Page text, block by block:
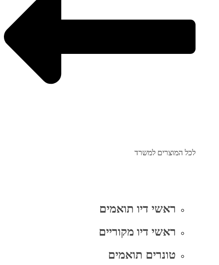
לכל המוצרים למשרד
ראשי דיו תואמים
ראשי דיו מקוריים
טונרים תואמים